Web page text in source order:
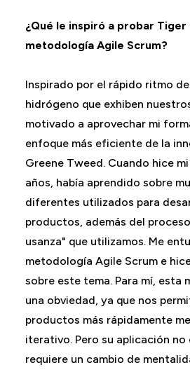
¿Qué le inspiró a probar Tiger
metodología Agile Scrum?
Inspirado por el rápido ritmo
hidrógeno que exhiben
motivado a aprovechar mi
enfoque más eficiente de la
Greene Tweed. Cuando hice
años, había aprendido sobre
diferentes utilizados para
productos, además del
usanza" que utilizamos. Me
metodología Agile Scrum e
sobre este tema. Para mí, esta
una obviedad, ya que nos
productos más rápidamente
iterativo. Pero su aplicación no
requiere un cambio de